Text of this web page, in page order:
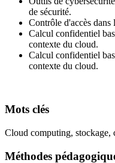
de sécurité.
Contrôle d'accès
Calcul confidentiel
contexte du cloud.
Calcul confidentiel
contexte du cloud.
Mots clés
Cloud computing, stockage,
Méthodes